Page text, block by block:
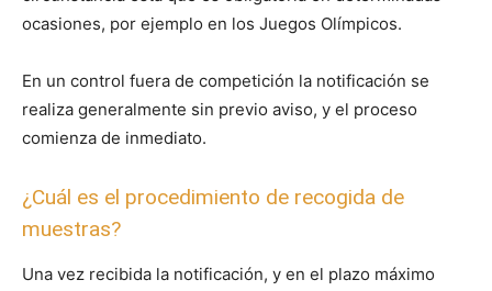
ocasiones, por ejemplo en los Juegos Olímpicos.
En un control fuera de competición la notificación se
realiza generalmente sin previo aviso, y el proceso
comienza de inmediato.
¿Cuál es el procedimiento de recogida de
muestras?
Una vez recibida la notificación, y en el plazo máximo